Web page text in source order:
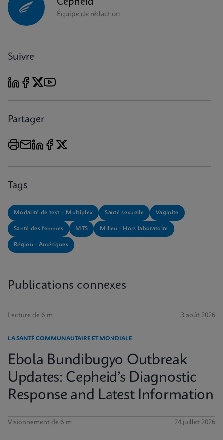
Cepheid
Équipe de rédaction
Suivre
Partager
Tags
Modalité de test – Multiplex Santé sexuelle Vaginite
Santé des femmes MTS Milieu - Hors laboratoire
Région - Amériques
Publications connexes
Lecture de 6 m 3 août 2026
LA SANTÉ COMMUNAUTAIRE ET MONDIALE
Ebola Bundibugyo Outbreak
Updates: Cepheid’s Diagnostic
Response and Latest Information
Visionnement de 6 m 24 juillet 2026